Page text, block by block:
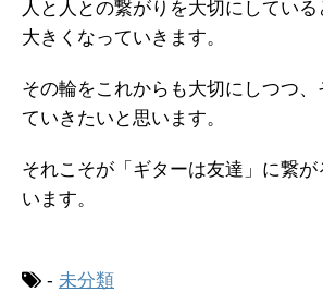
人と人との繋がりを大切にしてい
大きくなっていきます。
その輪をこれからも大切にしつつ
ていきたいと思います。
それこそが「ギターは友達」に繋
います。
- 未分類